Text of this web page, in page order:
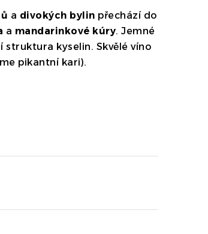
a divokých bylin přechází do
a mandarinkové kúry. Jemné
struktura kyselin. Skvělé víno
pikantní kari).